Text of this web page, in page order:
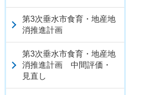
第3次垂水市食育・地産地
消推進計画
第3次垂水市食育・地産地
消推進計画 中間評価・
見直し